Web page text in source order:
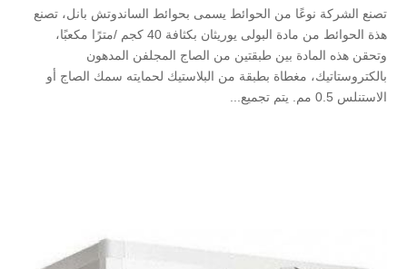
تصنع الشركة نوعًا من الحوائط يسمى بحوائط الساندوتش بانل، تصنع
هذة الحوائط من مادة البولى يوريثان بكثافة 40 كجم /مترًا مكعبًا،
وتحقن هذه المادة بين طبقتين من الصاج المجلفن المدهون
بالكتروستاتيك، مغطاة بطبقة من البلاستيك لحمايته سمك الصاج أو
الاستنلس 0.5 مم. يتم تجميع...